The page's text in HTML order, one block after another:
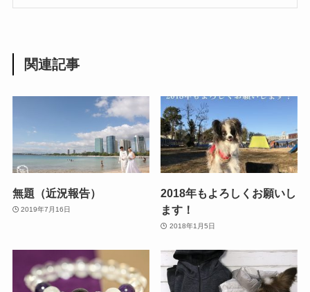
関連記事
無題（近況報告）
2019年7月16日
2018年もよろしくお願いし
ます！
2018年1月5日